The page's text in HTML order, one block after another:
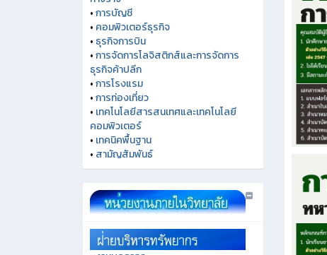
•การบัญชี
• คอมพิวเตอร์ธุรกิจ
• ธุรกิจการบิน
•การจัดการโลจิสติกส์และการจัดการ
ธุรกิจค้าปลีก
•การโรงแรม
•การท่องเที่ยว
• เทคโนโลยีสารสนเทศและเทคโนโลยี
คอมพิวเตอร์
• เทคนิคพื้นฐาน
• สามัญสัมพันธ์